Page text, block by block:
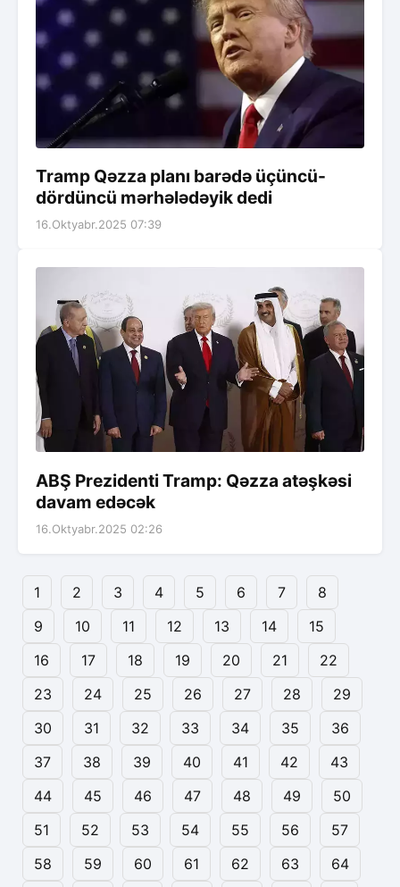
Tramp Qəzza planı barədə üçüncü-
dördüncü mərhələdəyik dedi
16.Oktyabr.2025 07:39
ABŞ Prezidenti Tramp: Qəzza atəşkəsi
davam edəcək
16.Oktyabr.2025 02:26
1 2 3 4 5 6 7
8
9
10 11 12 13 14
15
16
17 18 19 20 21
22
23
24 25 26 27 28
29
30
31 32 33 34 35
36
37
38 39 40 41 42
43
44
45 46 47 48 49
50
51
52 53 54 55 56
57
58
59 60 61 62 63
64